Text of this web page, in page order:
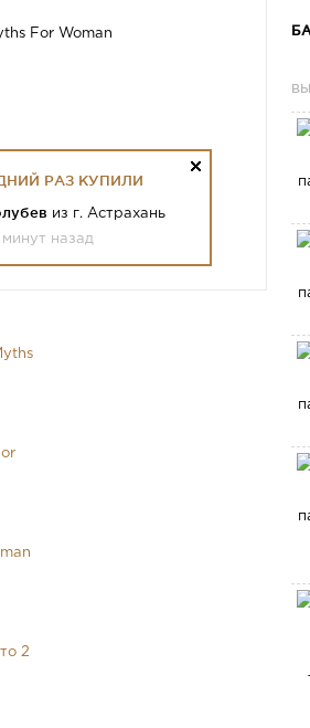
РАЗ КУПИЛИ
из г. Астрахань
минут назад